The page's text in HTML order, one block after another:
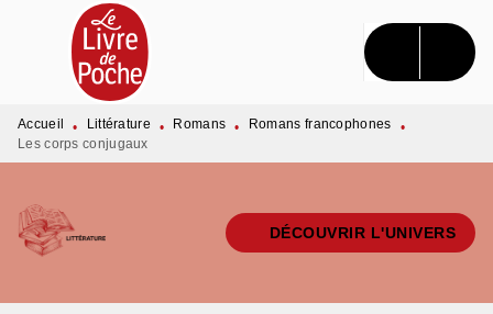
MENU RECHERCHE CONTENU
PIED DE PAGE
Accueil • Littérature • Romans • Romans francophones
•
Les corps conjugaux
DÉCOUVRIR L'UNIVERS